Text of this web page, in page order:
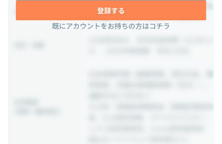
登録する
既にアカウントをお持ちの方はコチラ
プロジェクト事に異なる。また月１回全
社会議があるが、WEBとオフ会と半々
社会保険完備（健康保険、厚生年金、雇
その他：資格取得報奨金（情報処理技術